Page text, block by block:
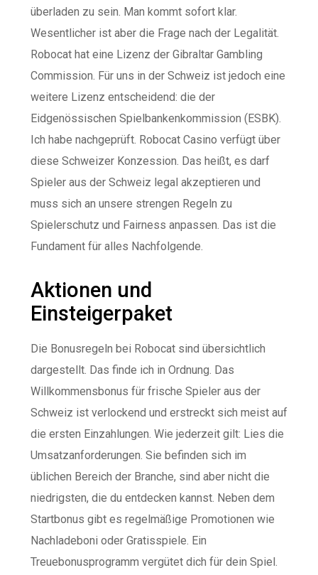
überladen zu sein. Man kommt sofort klar.
Wesentlicher ist aber die Frage nach der Legalität.
Robocat hat eine Lizenz der Gibraltar Gambling
Commission. Für uns in der Schweiz ist jedoch eine
weitere Lizenz entscheidend: die der
Eidgenössischen Spielbankenkommission (ESBK).
Ich habe nachgeprüft. Robocat Casino verfügt über
diese Schweizer Konzession. Das heißt, es darf
Spieler aus der Schweiz legal akzeptieren und
muss sich an unsere strengen Regeln zu
Spielerschutz und Fairness anpassen. Das ist die
Fundament für alles Nachfolgende.
Aktionen und
Einsteigerpaket
Die Bonusregeln bei Robocat sind übersichtlich
dargestellt. Das finde ich in Ordnung. Das
Willkommensbonus für frische Spieler aus der
Schweiz ist verlockend und erstreckt sich meist auf
die ersten Einzahlungen. Wie jederzeit gilt: Lies die
Umsatzanforderungen. Sie befinden sich im
üblichen Bereich der Branche, sind aber nicht die
niedrigsten, die du entdecken kannst. Neben dem
Startbonus gibt es regelmäßige Promotionen wie
Nachladeboni oder Gratisspiele. Ein
Treuebonusprogramm vergütet dich für dein Spiel.